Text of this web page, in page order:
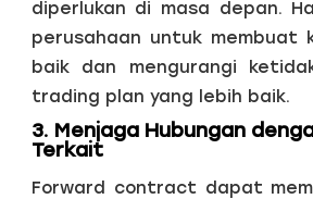
diperlukan di masa depan.
perusahaan untuk membuat
baik dan mengurangi
trading plan yang lebih baik.
3. Menjaga Hubungan
Terkait
Forward contract dapat